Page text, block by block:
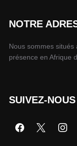
NOTRE
Nous sommes
présence en Afrique
SUIVEZ-NOUS